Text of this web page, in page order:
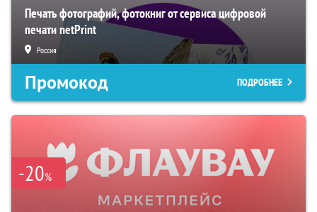
Печать фотографий, фотокниг от сервиса цифровой
печати netPrint
Россия
Промокод ПОДРОБНЕЕ
-20%